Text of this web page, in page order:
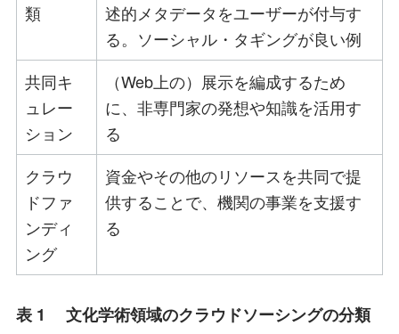
類
述的メタデータをユーザーが付与す
る。ソーシャル・タギングが良い例
共同キ
ュレー
ション
（Web上の）展示を編成するため
に、非専門家の発想や知識を活用す
る
クラウ
ドファ
ンディ
ング
資金やその他のリソースを共同で提
供することで、機関の事業を支援す
る
表 1 文化学術領域のクラウドソーシングの分類